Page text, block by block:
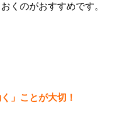
くのがおすすめです。
」ことが大切！